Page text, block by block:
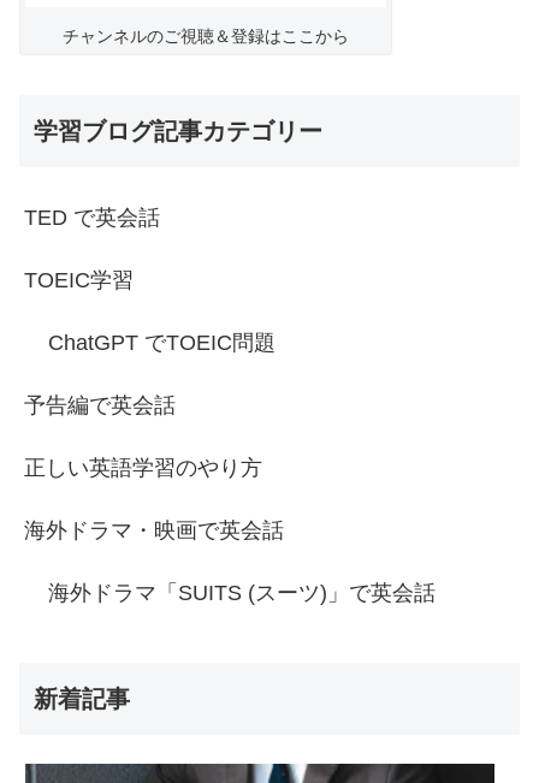
チャンネルのご視聴＆登録はここから
学習ブログ記事カテゴリー
TED で英会話
TOEIC学習
ChatGPT でTOEIC問題
予告編で英会話
正しい英語学習のやり方
海外ドラマ・映画で英会話
海外ドラマ「SUITS (スーツ)」で英会話
新着記事